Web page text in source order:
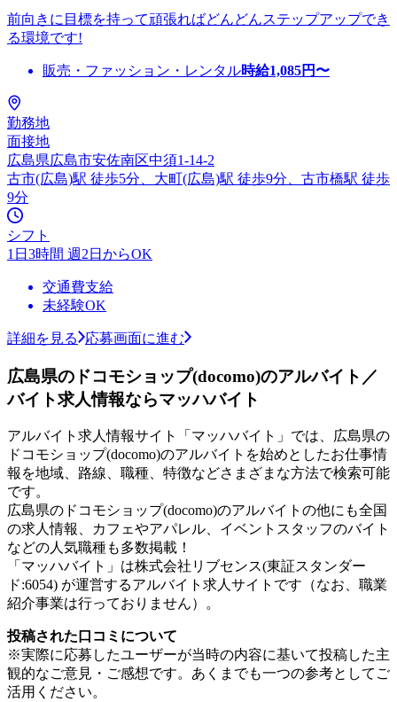
前向きに目標を持って頑張ればどんどんステップアップでき
る環境です!
販売・ファッション・レンタル時給1,085円〜
勤務地
面接地
広島県広島市安佐南区中須1-14-2
古市(広島)駅 徒歩5分、大町(広島)駅 徒歩9分、古市橋駅 徒歩
9分
シフト
1日3時間 週2日からOK
交通費支給
未経験OK
詳細を見る 応募画面に進む
広島県のドコモショップ(docomo)のアルバイト／
バイト求人情報ならマッハバイト
アルバイト求人情報サイト「マッハバイト」では、広島県の
ドコモショップ(docomo)のアルバイトを始めとしたお仕事情
報を地域、路線、職種、特徴などさまざまな方法で検索可能
です。
広島県のドコモショップ(docomo)のアルバイトの他にも全国
の求人情報、カフェやアパレル、イベントスタッフのバイト
などの人気職種も多数掲載！
「マッハバイト」は株式会社リブセンス(東証スタンダー
ド:6054) が運営するアルバイト求人サイトです（なお、職業
紹介事業は行っておりません）。
投稿された口コミについて
※実際に応募したユーザーが当時の内容に基いて投稿した主
観的なご意見・ご感想です。あくまでも一つの参考としてご
活用ください。